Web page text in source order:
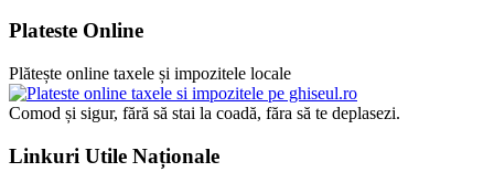
Plateste Online
Plătește online taxele și impozitele locale
Comod și sigur, fără să stai la coadă, făra să te deplasezi.
Linkuri Utile Naționale